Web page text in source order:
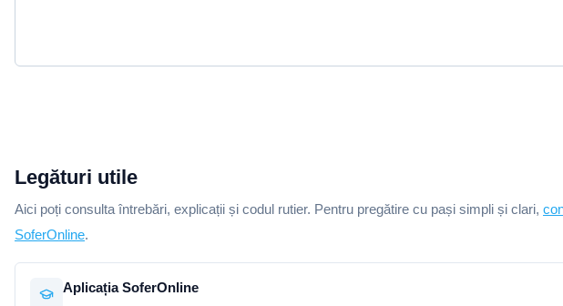
Legături utile
Aici poți consulta întrebări, explicații și codul rutier. Pentru pregătire cu pași simpli și clari,
SoferOnline.
Aplicația SoferOnline